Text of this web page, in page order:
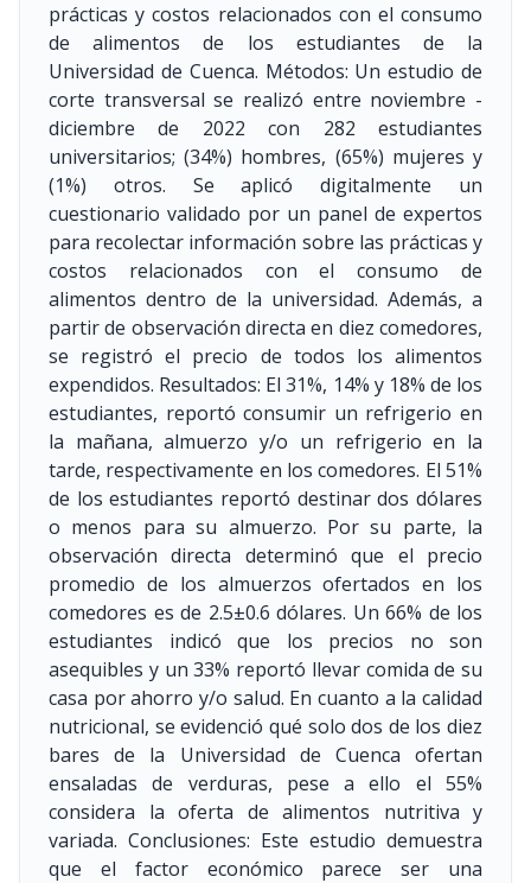
prácticas y costos relacionados con el consumo
de alimentos de los estudiantes de la
Universidad de Cuenca. Métodos: Un estudio de
corte transversal se realizó entre noviembre -
diciembre de 2022 con 282 estudiantes
universitarios; (34%) hombres, (65%) mujeres y
(1%) otros. Se aplicó digitalmente un
cuestionario validado por un panel de expertos
para recolectar información sobre las prácticas y
costos relacionados con el consumo de
alimentos dentro de la universidad. Además, a
partir de observación directa en diez comedores,
se registró el precio de todos los alimentos
expendidos. Resultados: El 31%, 14% y 18% de los
estudiantes, reportó consumir un refrigerio en
la mañana, almuerzo y/o un refrigerio en la
tarde, respectivamente en los comedores. El 51%
de los estudiantes reportó destinar dos dólares
o menos para su almuerzo. Por su parte, la
observación directa determinó que el precio
promedio de los almuerzos ofertados en los
comedores es de 2.5±0.6 dólares. Un 66% de los
estudiantes indicó que los precios no son
asequibles y un 33% reportó llevar comida de su
casa por ahorro y/o salud. En cuanto a la calidad
nutricional, se evidenció qué solo dos de los diez
bares de la Universidad de Cuenca ofertan
ensaladas de verduras, pese a ello el 55%
considera la oferta de alimentos nutritiva y
variada. Conclusiones: Este estudio demuestra
que el factor económico parece ser una